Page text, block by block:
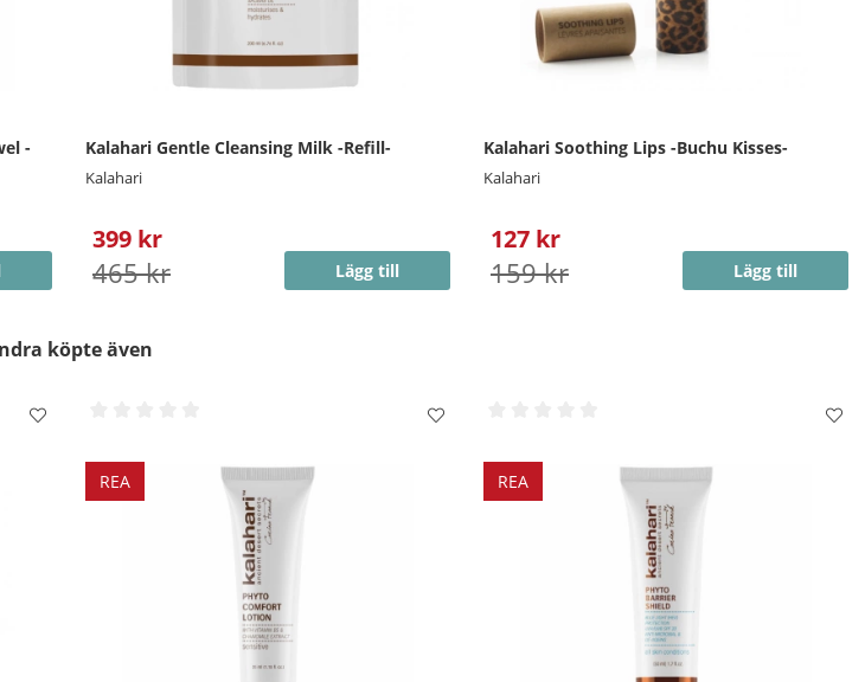
-
Kalahari Gentle Cleansing Milk -Refill-
Kalahari
399 kr
465 kr Lägg till
Kalahari Soothing Lips -Buchu Kisses-
Kalahari
127 kr
159 kr Lägg till
köpte även
REA REA